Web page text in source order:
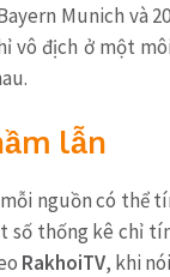
Munich và
địch ở một
lẫn
nguồn có thể
thống kê chỉ
RakhoiTV, khi